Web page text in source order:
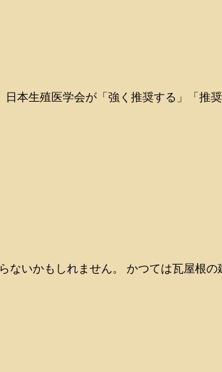
本生殖医学会が「強く推奨する」「推
いかもしれません。 かつては瓦屋根